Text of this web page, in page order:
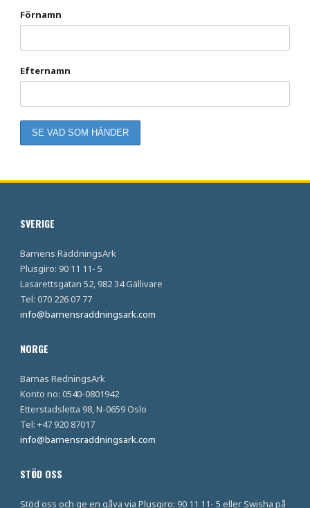
Förnamn
Efternamn
SVERIGE
Barnens RäddningsArk
Plusgiro: 90 11 11- 5
Lasarettsgatan 52, 982 34 Gällivare
Tel: 070 226 07 77
info@barnensraddningsark.com
NORGE
Barnas RedningsArk
Konto no: 0540-0801942
Etterstadsletta 98, N-0659 Oslo
Tel: +47 920 87017
info@barnensraddningsark.com
STÖD OSS
Stöd oss och ge en gåva via Plusgiro: 90 11 11- 5 eller Swisha på